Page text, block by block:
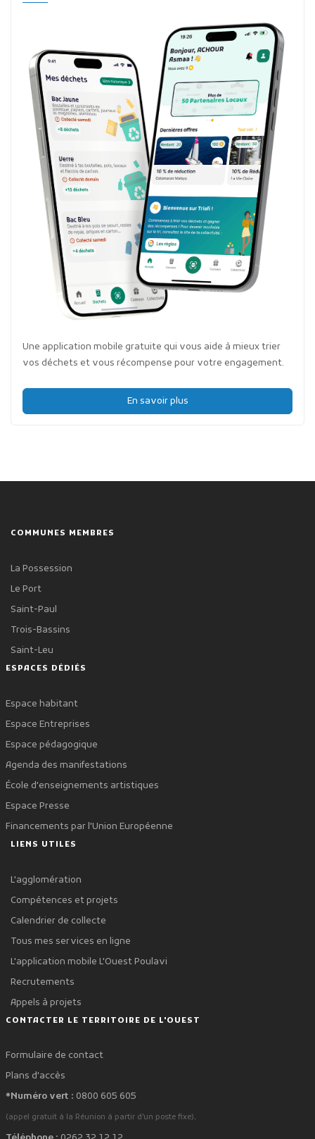
Une application mobile gratuite qui vous aide à mieux trier
vos déchets et vous récompense pour votre engagement.
En savoir plus
COMMUNES MEMBRES
La Possession
Le Port
Saint-Paul
Trois-Bassins
Saint-Leu
ESPACES DÉDIÉS
Espace habitant
Espace Entreprises
Espace pédagogique
Agenda des manifestations
École d'enseignements artistiques
Espace Presse
Financements par l'Union Européenne
LIENS UTILES
L'agglomération
Compétences et projets
Calendrier de collecte
Tous mes services en ligne
L'application mobile L'Ouest Poulavi
Recrutements
Appels à projets
CONTACTER LE TERRITOIRE DE L'OUEST
Formulaire de contact
Plans d'accès
*Numéro vert : 0800 605 605
(appel gratuit à la Réunion à partir d'un poste fixe).